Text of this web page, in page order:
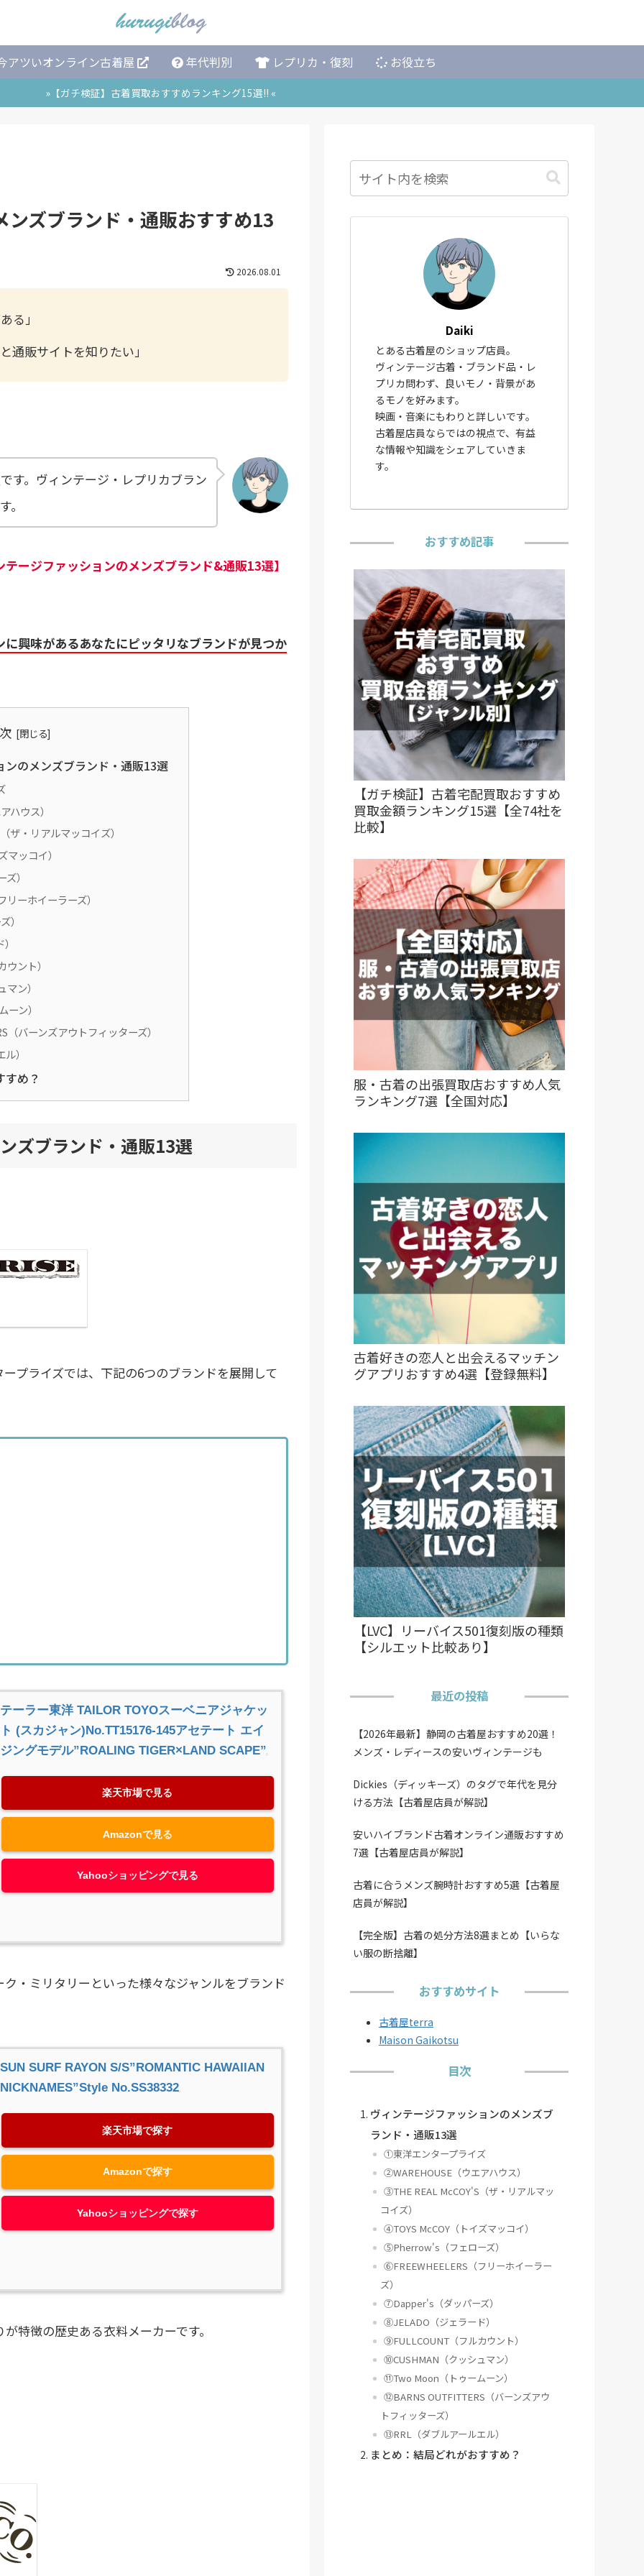
アツいオンライン古着屋 年代判別 レプリカ・復刻 お役立ち
»【ガチ検証】古着買取おすすめランキング15選!! «
ズブランド・通販おすすめ13
2026.08.01
る」
通販サイトを知りたい」
す。ヴィンテージ・レプリカブラン
。
テージファッションのメンズブランド&通販13選】
興味があるあなたにピッタリなブランドが見つか
ンのメンズブランド・通販13選
ハウス）
ザ・リアルマッコイズ）
ッコイ）
）
ーホイーラーズ）
）
ント）
ン）
ン）
バーンズアウトフィッターズ）
）
め？
ズブランド・通販13選
プライズでは、下記の6つのブランドを展開して
テーラー東洋 TAILOR TOYOスーベニアジャケッ
ト (スカジャン)No.TT15176-145アセテート エイ
ジングモデル”ROALING TIGER×LAND SCAPE”
楽天市場で見る
Amazonで見る
Yahooショッピングで見る
・ミリタリーといった様々なジャンルをブランド
SUN SURF RAYON S/S”ROMANTIC HAWAIIAN
NICKNAMES”Style No.SS38332
楽天市場で探す
Amazonで探す
Yahooショッピングで探す
特徴の歴史ある衣料メーカーです。
Daiki
とある古着屋のショップ店員。
ヴィンテージ古着・ブランド品・レ
プリカ問わず、良いモノ・背景があ
るモノを好みます。
映画・音楽にもわりと詳しいです。
古着屋店員ならではの視点で、有益
な情報や知識をシェアしていきま
す。
おすすめ記事
【ガチ検証】古着宅配買取おすすめ
買取金額ランキング15選【全74社を
比較】
服・古着の出張買取店おすすめ人気
ランキング7選【全国対応】
古着好きの恋人と出会えるマッチン
グアプリおすすめ4選【登録無料】
【LVC】リーバイス501復刻版の種類
【シルエット比較あり】
最近の投稿
【2026年最新】静岡の古着屋おすすめ20選！
メンズ・レディースの安いヴィンテージも
Dickies（ディッキーズ）のタグで年代を見分
ける方法【古着屋店員が解説】
安いハイブランド古着オンライン通販おすすめ
7選【古着屋店員が解説】
古着に合うメンズ腕時計おすすめ5選【古着屋
店員が解説】
【完全版】古着の処分方法8選まとめ【いらな
い服の断捨離】
おすすめサイト
古着屋terra
Maison Gaikotsu
目次
ヴィンテージファッションのメンズブ
ランド・通販13選
①東洋エンタープライズ
②WAREHOUSE（ウエアハウス）
③THE REAL McCOY'S（ザ・リアルマッ
コイズ）
④TOYS McCOY（トイズマッコイ）
⑤Pherrow's（フェローズ）
⑥FREEWHEELERS（フリーホイーラー
ズ）
⑦Dapper's（ダッパーズ）
⑧JELADO（ジェラード）
⑨FULLCOUNT（フルカウント）
⑩CUSHMAN（クッシュマン）
⑪Two Moon（トゥームーン）
⑫BARNS OUTFITTERS（バーンズアウ
トフィッターズ）
⑬RRL（ダブルアールエル）
まとめ：結局どれがおすすめ？